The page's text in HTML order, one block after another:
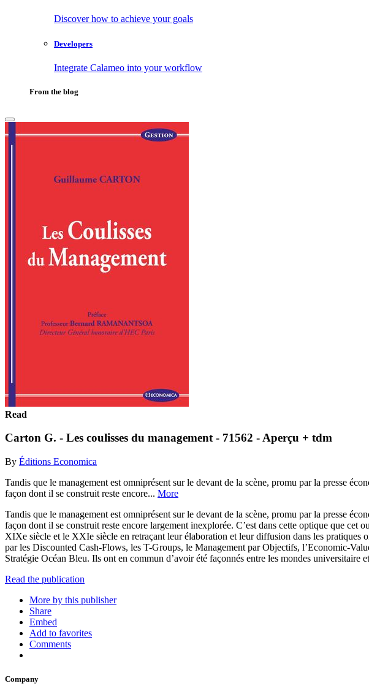
Discover how to achieve your goals
Developers
Integrate Calameo into your workflow
From the blog
Read
Carton G. - Les coulisses du management - 71562 - Aperçu + tdm
By Éditions Economica
Tandis que le management est omniprésent sur le devant de la scène, promu par la presse
façon dont il se construit reste encore... More
Tandis que le management est omniprésent sur le devant de la scène, promu par la presse
façon dont il se construit reste encore largement inexplorée. C’est dans cette optique que cet
XIXe siècle et le XXIe siècle en retraçant leur élaboration et leur diffusion dans les
par les Discounted Cash-Flows, les T-Groups, le Management par Objectifs, l’Economic-
Stratégie Océan Bleu. Ils ont en commun d’avoir été façonnés entre les mondes
Read the publication
More by this publisher
Share
Embed
Add to favorites
Comments
Company